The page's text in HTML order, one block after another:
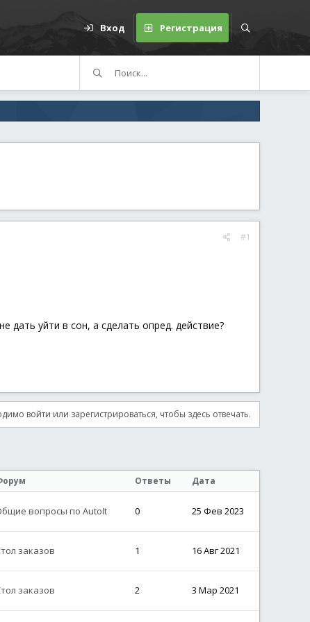
Вход Регистрация
#1
дать уйти в сон, а сделать опред. действие?
войти или зарегистрироваться, чтобы здесь отвечать.
Ответы Дата
вопросы по AutoIt 0 25 Фев 2023
заказов 1 16 Авг 2021
заказов 2 3 Мар 2021